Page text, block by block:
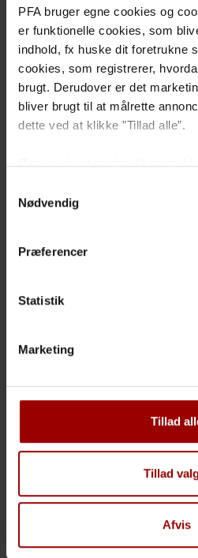
PFA bruger egne cookies og
er funktionelle cookies, som
indhold, fx huske dit foretrukne
cookies, som registrerer,
brugt. Derudover er det
bliver brugt til at målrette
dette ved at klikke ”Tillad alle”.
Ønsker du at ændre dit
fortryder dit valg, kan du altid
samtykke” i bunden af siden
Læs mere om vores
Nødvendig
Præferencer
Statistik
Marketing
Tillad
Tillad
Afvis
Telefonisk rådgivning
Hvis du har et par konkrete
have et hurtigt svar på, kan du
De kan fx hjælpe dig med at
ændre dine indbetalinger,
Webrådgivning
Webrådgivning har det samme
samme skærmbilleder, men